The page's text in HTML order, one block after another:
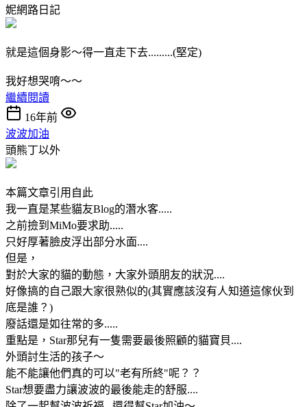
妮網路日記
就是這個身影～得一直走下去.........(堅定)
我好想哭唷～～
繼續閱讀
16年前
波波加油
頭熊丁以外
本篇文章引用自此
我一直是某些貓友Blog的潛水客.....
之前撿到MiMo要求助.....
只好厚著臉皮浮出部分水面....
但是，
對於大家的貓的動態，大家外頭朋友的狀況....
好像搞的自己跟大家很熟似的(其實應該沒有人知道這傢伙到
底是誰？)
廢話還是如往常的多.....
重點是，Star那兒有一隻需要最後照顧的貓寶貝....
外頭討生活的孩子～
能不能讓他們真的可以"老有所終"呢？？
Star想要盡力讓波波的最後能走的舒服....